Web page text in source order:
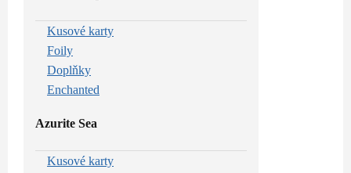
Kusové karty
Foily
Doplňky
Enchanted
Azurite Sea
Kusové karty